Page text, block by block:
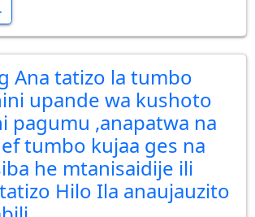
Ana tatizo la tumbo
upande wa kushoto
pagumu ,anapatwa na
tumbo kujaa ges na
he mtanisaidije ili
Hilo Ila anaujauzito